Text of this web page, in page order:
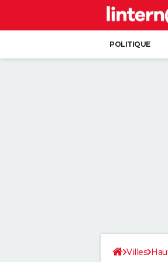
POLITIQUE
Villes